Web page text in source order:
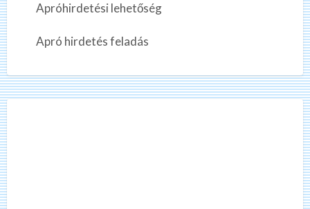
Apróhirdetési lehetőség
Apró hirdetés feladás